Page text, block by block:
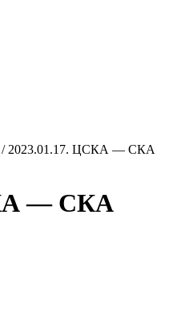
/ 2023.01.17. ЦСКА — СКА
— СКА